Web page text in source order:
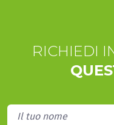
RICHIEDI